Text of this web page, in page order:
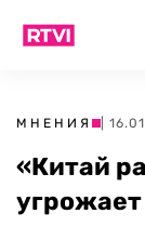
МНЕНИЯ |
«Китай